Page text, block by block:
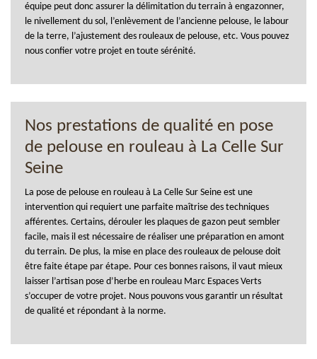
équipe peut donc assurer la délimitation du terrain à engazonner,
le nivellement du sol, l’enlèvement de l’ancienne pelouse, le labour
de la terre, l’ajustement des rouleaux de pelouse, etc. Vous pouvez
nous confier votre projet en toute sérénité.
Nos prestations de qualité en pose
de pelouse en rouleau à La Celle Sur
Seine
La pose de pelouse en rouleau à La Celle Sur Seine est une
intervention qui requiert une parfaite maîtrise des techniques
afférentes. Certains, dérouler les plaques de gazon peut sembler
facile, mais il est nécessaire de réaliser une préparation en amont
du terrain. De plus, la mise en place des rouleaux de pelouse doit
être faite étape par étape. Pour ces bonnes raisons, il vaut mieux
laisser l’artisan pose d’herbe en rouleau Marc Espaces Verts
s’occuper de votre projet. Nous pouvons vous garantir un résultat
de qualité et répondant à la norme.